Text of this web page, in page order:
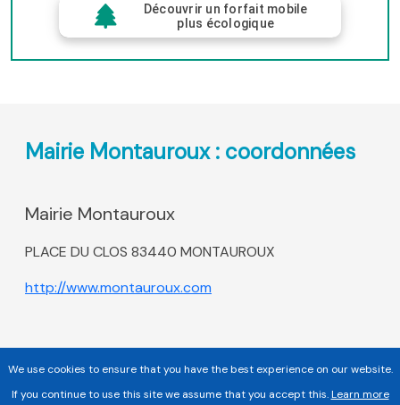
Découvrir un forfait mobile
plus écologique
Mairie Montauroux : coordonnées
Mairie Montauroux
PLACE DU CLOS 83440 MONTAUROUX
http://www.montauroux.com
We use cookies to ensure that you have the best experience on our website.
If you continue to use this site we assume that you accept this.Learn more